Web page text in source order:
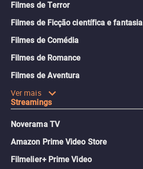
Filmes de Terror
Filmes de Ficção científica e fantasia
Filmes de Comédia
Filmes de Romance
Filmes de Aventura
Ver mais
Streamings
Noverama TV
Amazon Prime Video Store
Filmelier+ Prime Video